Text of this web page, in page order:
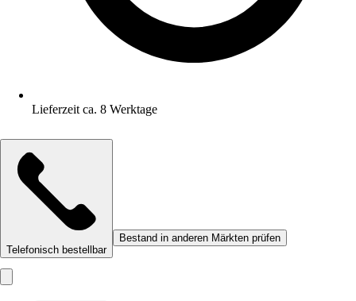
Lieferzeit ca. 8 Werktage
Telefonisch bestellbar
Bestand in anderen Märkten prüfen